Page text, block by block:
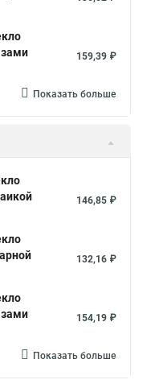
159,39 ₽
Показать больше
146,85 ₽
132,16 ₽
154,19 ₽
Показать больше